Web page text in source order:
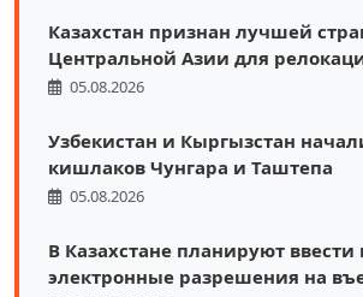
Казахстан признан лучшей
Центральной Азии для
05.08.2026
Узбекистан и Кыргызстан
кишлаков Чунгара и Таштепа
05.08.2026
В Казахстане планируют
электронные разрешения на